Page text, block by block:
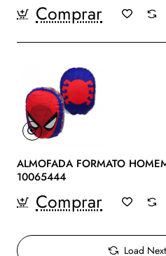
Comprar
ALMOFADA FORMATO
10065444
Comprar
Load